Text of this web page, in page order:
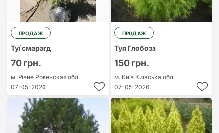
ПРОДАЖ
Туї смарагд
70 грн.
м. Рівне Ровенская обл.
07-05-2026
ПРОДАЖ
Туя Глобоза
150 грн.
м. Київ Київська обл.
07-05-2026